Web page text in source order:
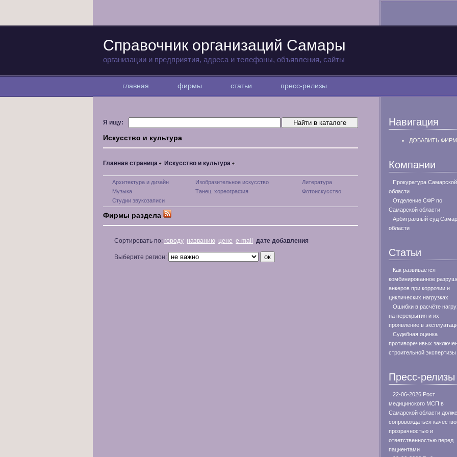
Справочник организаций Самары
организации и предприятия, адреса и телефоны, объявления, сайты
главная фирмы статьи пресс-релизы
Я ищу:
Искусство и культура
Главная страница Искусство и культура
Архитектура и дизайн Изобразительное искусство
Литература
Музыка
Танец, хореография
Фотоискусство
Студии звукозаписи
Фирмы раздела
Сортировать по: городу названию цене e-mail дате добавления
Выберите регион:
Навигация
ДОБАВИТЬ
Компании
Прокуратура Самарской
области
Отделение СФР по
Самарской области
Арбитражный суд
области
Статьи
Как развивается
комбинированное
анкеров при коррозии и
циклических нагрузках
Ошибки в расчёте
на перекрытия и их
проявление в
Судебная оценка
противоречивых
строительной экспертизы
Пресс-релизы
22-06-2026 Рост
медицинского МСП в
Самарской области
сопровождаться
прозрачностью и
ответственностью перед
пациентами